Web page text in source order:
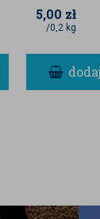
5,00 zł
/0,2 kg